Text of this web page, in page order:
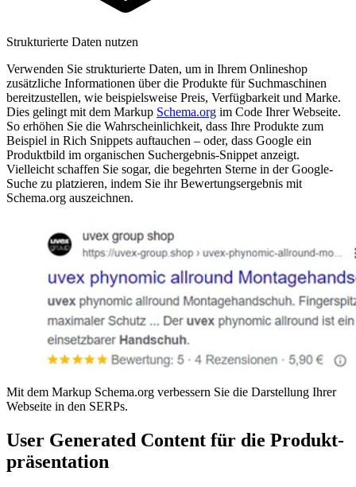
Strukturierte Daten nutzen
Verwenden Sie strukturierte Daten, um in Ihrem Onlineshop
zusätzliche Informationen über die Produkte für Suchmaschinen
bereitzustellen, wie beispielsweise Preis, Verfügbarkeit und Marke.
Dies gelingt mit dem Markup Schema.org im Code Ihrer Webseite.
So erhöhen Sie die Wahrscheinlichkeit, dass Ihre Produkte zum
Beispiel in Rich Snippets auftauchen – oder, dass Google ein
Produktbild im organischen Suchergebnis-Snippet anzeigt.
Vielleicht schaffen Sie sogar, die begehrten Sterne in der Google-
Suche zu platzieren, indem Sie ihr Bewertungsergebnis mit
Schema.org auszeichnen.
Mit dem Markup Schema.org verbessern Sie die Darstellung Ihrer
Webseite in den SERPs.
User Generated Content für die Produkt­
präsentation